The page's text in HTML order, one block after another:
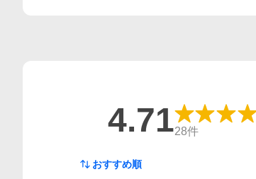
4.7128件
おすすめ順